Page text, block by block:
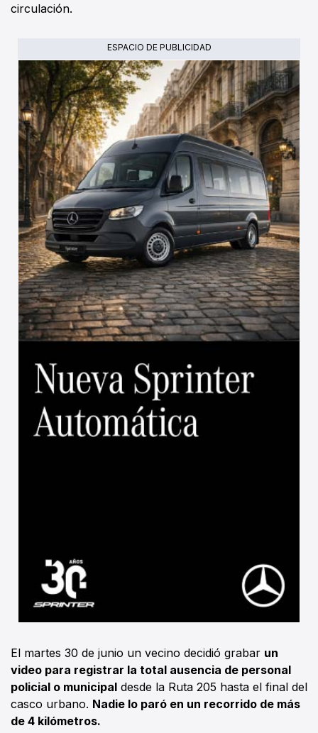
circulación.
ESPACIO DE PUBLICIDAD
El martes 30 de junio un vecino decidió grabar un
video para registrar la total ausencia de personal
policial o municipal desde la Ruta 205 hasta el final del
casco urbano. Nadie lo paró en un recorrido de más
de 4 kilómetros.